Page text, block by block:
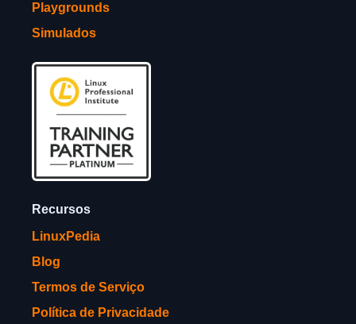
Playgrounds
Simulados
Recursos
LinuxPedia
Blog
Termos de Serviço
Política de Privacidade